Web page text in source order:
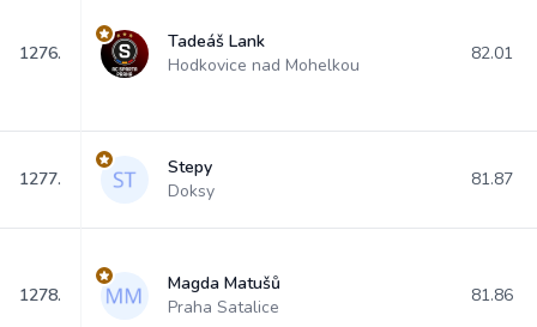
1276.
Tadeáš Lank
Hodkovice nad Mohelkou
82.01
1277.
Stepy
Doksy
81.87
1278.
Magda Matušů
Praha Satalice
81.86